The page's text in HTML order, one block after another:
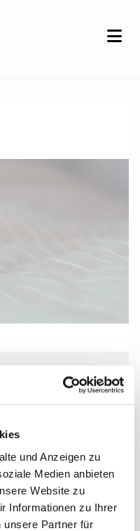
und Anzeigen zu
Medien anbieten
Website zu
Informationen zu Ihrer
unsere Partner für
18:00 Uhr
7,